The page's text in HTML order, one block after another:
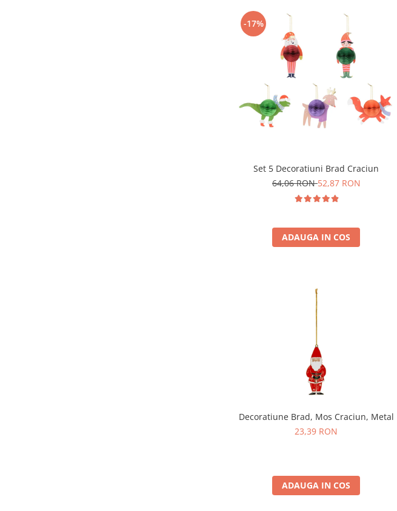
-17%
Set 5 Decoratiuni Brad Craciun
64,06 RON52,87 RON
ADAUGA IN COS
Decoratiune Brad, Mos Craciun, Metal
23,39 RON
ADAUGA IN COS